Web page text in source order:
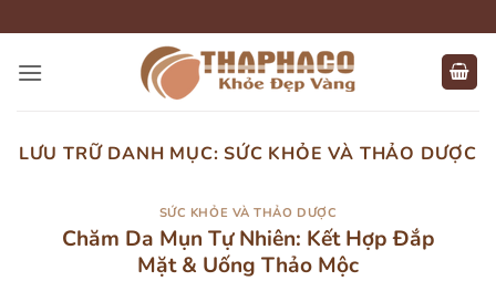
qua
nội
LƯU TRỮ DANH MỤC:SỨC KHỎE VÀ THẢO DƯỢC
SỨC KHỎE VÀ THẢO DƯỢC
Chăm Da Mụn Tự Nhiên: Kết Hợp Đắp
Mặt & Uống Thảo Mộc